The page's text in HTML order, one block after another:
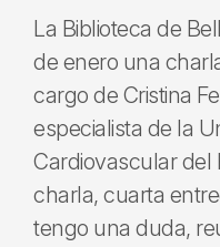
La Biblioteca de
de enero una
cargo de Cristina
especialista de la
Cardiovascular del
charla, cuarta
tengo una duda,